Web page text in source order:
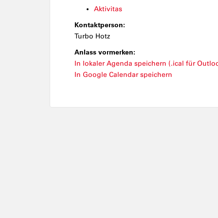
Aktivitas
Kontaktperson:
Turbo Hotz
Anlass vormerken:
In lokaler Agenda speichern (.ical für
In Google Calendar speichern